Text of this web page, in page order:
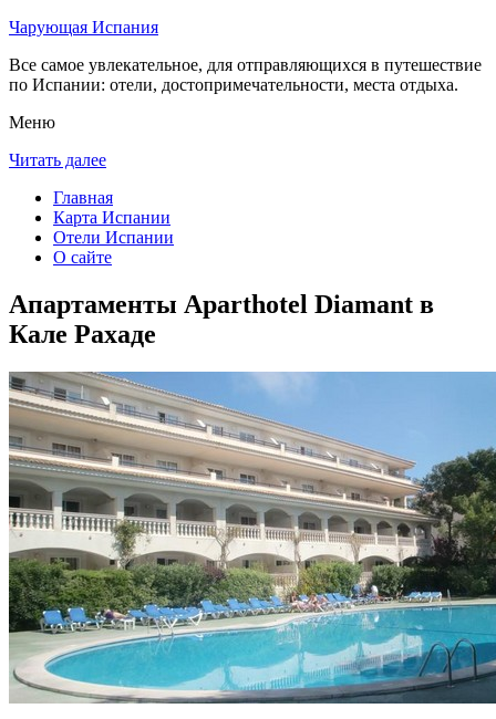
Чарующая Испания
Все самое увлекательное, для отправляющихся в путешествие
по Испании: отели, достопримечательности, места отдыха.
Меню
Читать далее
Главная
Карта Испании
Отели Испании
О сайте
Апартаменты Aparthotel Diamant в
Кале Рахаде